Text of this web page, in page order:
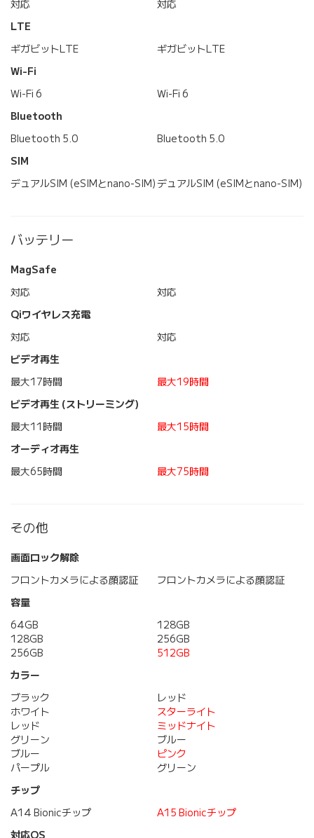
対応
対応
LTE
ギガビットLTE
ギガビットLTE
Wi-Fi
Wi-Fi 6
Wi-Fi 6
Bluetooth
Bluetooth 5.0
Bluetooth 5.0
SIM
デュアルSIM (eSIMとnano-SIM)デュアルSIM (eSIMとnano-SIM)
バッテリー
MagSafe
対応
対応
Qiワイヤレス充電
対応
対応
ビデオ再生
最大17時間
最大19時間
ビデオ再生 (ストリーミング)
最大11時間
最大15時間
オーディオ再生
最大65時間
最大75時間
その他
画面ロック解除
フロントカメラによる顔認証
フロントカメラによる顔認証
容量
64GB
128GB
256GB
128GB
256GB
512GB
カラー
ブラック
ホワイト
レッド
グリーン
ブルー
パープル
レッド
スターライト
ミッドナイト
ブルー
ピンク
グリーン
チップ
A14 Bionicチップ
A15 Bionicチップ
対応OS